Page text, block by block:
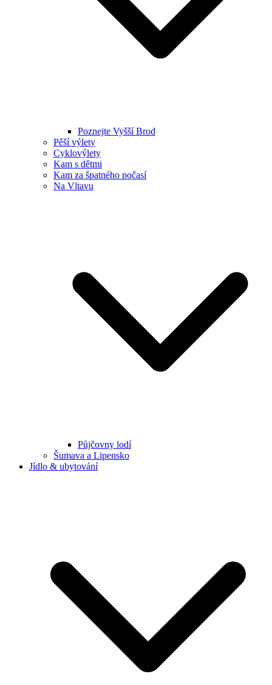
Poznejte Vyšší Brod
Pěší výlety
Cyklovýlety
Kam s dětmi
Kam za špatného počasí
Na Vltavu
Půjčovny lodí
Šumava a Lipensko
Jídlo & ubytování